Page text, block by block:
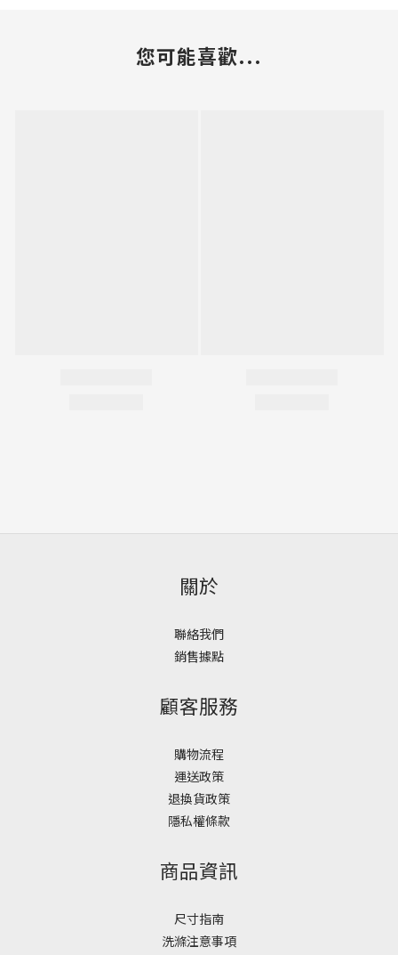
您可能喜歡...
關於
聯絡我們
銷售據點
顧客服務
購物流程
運送政策
退換貨政策
隱私權條款
商品資訊
尺寸指南
洗滌注意事項